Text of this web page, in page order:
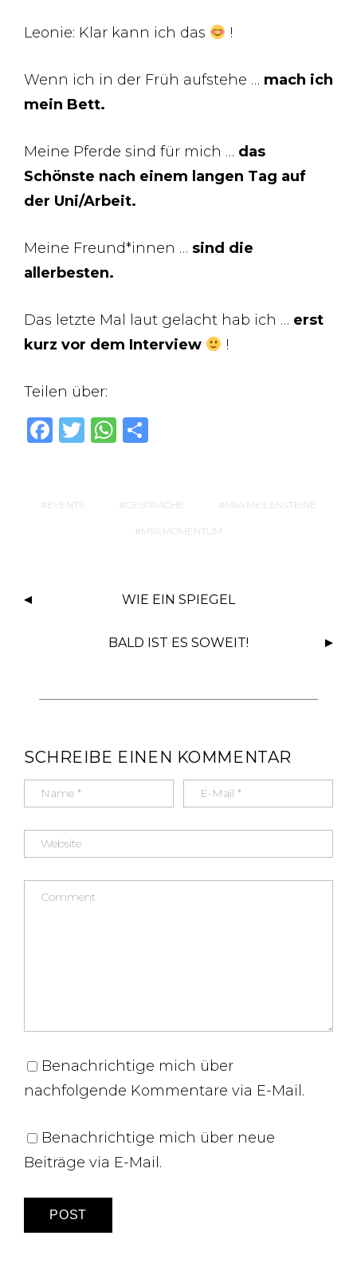
Leonie: Klar kann ich das !
Wenn ich in der Früh aufstehe … mach ich
mein Bett.
Meine Pferde sind für mich … das
Schönste nach einem langen Tag auf
der Uni/Arbeit.
Meine Freund*innen … sind die
allerbesten.
Das letzte Mal laut gelacht hab ich … erst
kurz vor dem Interview
!
Teilen über:
F
e
T
W
s
n
EVENTS GESPRÄCHE MIIA:MEILENSTEINE
MIIA:MOMENTUM
WIE EIN SPIEGEL
BALD IST ES SOWEIT!
SCHREIBE EINEN KOMMENTAR
Benachrichtige mich über
nachfolgende Kommentare via E-Mail.
Benachrichtige mich über neue
Beiträge via E-Mail.